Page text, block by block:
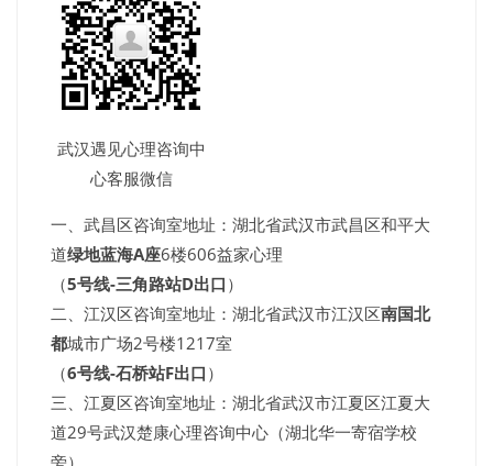
武汉遇见心理咨询中
心客服微信
一、武昌区咨询室地址：湖北省武汉市武昌区和平大
道绿地蓝海A座6楼606益家心理
（5号线-三角路站D出口 ）
二、江汉区咨询室地址：湖北省武汉市江汉区南国北
都城市广场2号楼1217室
（6号线-石桥站F出口 ）
三、江夏区咨询室地址：湖北省武汉市江夏区江夏大
道29号武汉楚康心理咨询中心（湖北华一寄宿学校